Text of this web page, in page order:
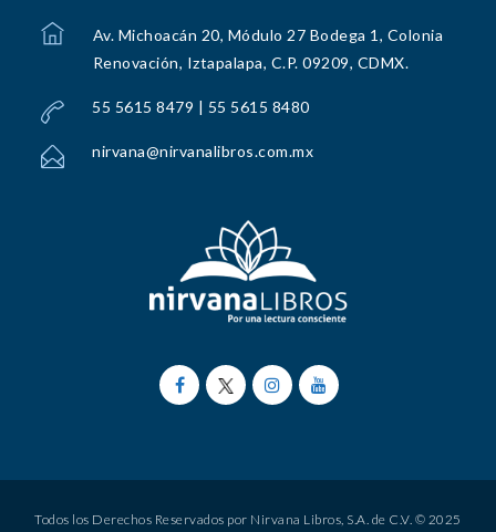
Av. Michoacán 20, Módulo 27 Bodega 1, Colonia
Renovación, Iztapalapa, C.P. 09209, CDMX.
55 5615 8479 | 55 5615 8480
nirvana@nirvanalibros.com.mx
Todos los Derechos Reservados por Nirvana Libros, S.A. de C.V. © 2025